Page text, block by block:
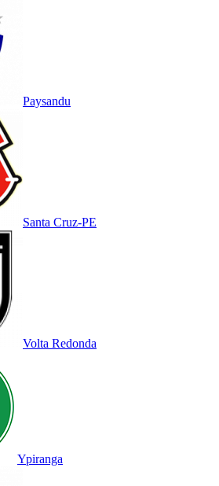
Paysandu
Santa Cruz-PE
Volta Redonda
Ypiranga